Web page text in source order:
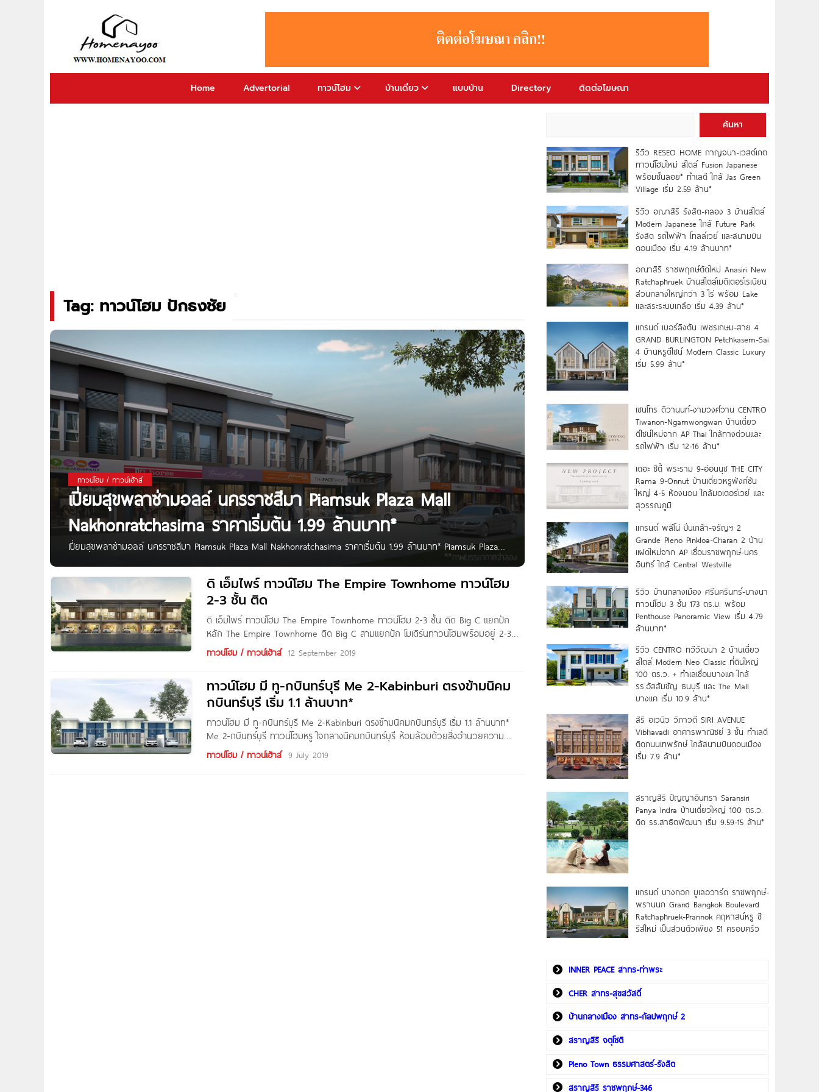
Home Advertorial ทาวน์โฮม บ้านเดี่ยว แบบบ้าน Directory ติดต่อโฆษณา
Tag: ทาวน์โฮม ปักธงชัย
ทาวน์โฮม / ทาวน์เฮ้าส์
เปี่ยมสุขพลาซ่ามอลล์ นครราชสีมา Piamsuk Plaza Mall
Nakhonratchasima ราคาเริ่มต้น 1.99 ล้านบาท*
เปี่ยมสุขพลาซ่ามอลล์ นครราชสีมา Piamsuk Plaza Mall Nakhonratchasima ราคาเริ่มต้น 1.99 ล้านบาท* Piamsuk Plaza
Mall นครราชสีมา โครงการจาก บริษัท เปี่ยมสุข พาร์ควิว จำกัด ตั้งอยู่ตำบลปักธงชัยเหนือ อ.ปักธงชัย จ.นครราชสีมา บน
ทำเลศักยภาพ ใกลชุมชน เดินทางเข้า-ออกสะดวก รายล้อมด้วยแหล่งอำนวยความสะดวก ร้านค้า ร้านอาหารอย่างครบครัน
เปี่ยมสุขพลาซ่ามอลล์ นครราชสีมา เป็นโครงการอาคารพาณิชย์
ดิ เอ็มไพร์ ทาวน์โฮม The Empire Townhome ทาวน์โฮม
2-3 ชั้น ติด
ดิ เอ็มไพร์ ทาวน์โฮม The Empire Townhome ทาวน์โฮม 2-3 ชั้น ติด Big C แยกปัก
หลัก The Empire Townhome ติด Big C สามแยกปัก โมเดิร์นทาวน์โฮมพร้อมอยู่ 2-3
ชั้น ทำเลดี ติดถนนใหญ่ ไม่ต้องเข้าซอย 4 นอน 3 ห้องน้ำ
ทาวน์โฮม / ทาวน์เฮ้าส์ 12 September 2019
ทาวน์โฮม มี ทู-กบินทร์บุรี Me 2-Kabinburi ตรงข้ามนิคม
กบินทร์บุรี เริ่ม 1.1 ล้านบาท*
ทาวน์โฮม มี ทู-กบินทร์บุรี Me 2-Kabinburi ตรงข้ามนิคมกบินทร์บุรี เริ่ม 1.1 ล้านบาท*
Me 2-กบินทร์บุรี ทาวน์โฮมหรู ใจกลางนิคมกบินทร์บุรี ห้อมล้อมด้วยสิ่งอำนวยความ
สะดวกครบครัน หรูด้วยดีไซน์ที่โดดเด่น ท่ามกลางธรรมชาติ ในราคาที่คุณก็เอื้อมถึง พบกับ
เราได้แล้ว..ที่นี่.. แล้วคุณจะค้นพบ ความสุขที่แท้จริง ชื่อโครงการ มี ทู-กบินทร์บุรี Me 2-
ทาวน์โฮม / ทาวน์เฮ้าส์ 9 July 2019
ค้นหา
รีวิว RESEO HOME กาญจนา-เวสต์เกต
ทาวน์โฮมใหม่ สไตล์ Fusion Japanese
พร้อมชั้นลอย* ทำเลดี ใกล้ Jas Green
Village เริ่ม 2.59 ล้าน*
รีวิว อณาสิริ รังสิต-คลอง 3 บ้านสไตล์
Modern Japanese ใกล้ Future Park
รังสิต รถไฟฟ้า โทลล์เวย์ และสนามบิน
ดอนเมือง เริ่ม 4.19 ล้านบาท*
อณาสิริ ราชพฤกษ์ตัดใหม่ Anasiri New
Ratchaphruek บ้านสไตล์เมดิเตอร์เรเนียน
ส่วนกลางใหญ่กว่า 3 ไร่ พร้อม Lake
และสระระบบเกลือ เริ่ม 4.39 ล้าน*
แกรนด์ เบอร์ลิงตัน เพชรเกษม-สาย 4
GRAND BURLINGTON Petchkasem-Sai
4 บ้านหรูดีไซน์ Modern Classic Luxury
เริ่ม 5.99 ล้าน*
เซนโทร ติวานนท์-งามวงศ์วาน CENTRO
Tiwanon-Ngamwongwan บ้านเดี่ยว
ดีไซน์ใหม่จาก AP Thai ใกล้ทางด่วนและ
รถไฟฟ้า เริ่ม 12-16 ล้าน*
เดอะ ซิตี้ พระราม 9-อ่อนนุช THE CITY
Rama 9-Onnut บ้านเดี่ยวหรูฟังก์ชัน
ใหญ่ 4-5 ห้องนอน ใกล้มอเตอร์เวย์ และ
สุวรรณภูมิ
แกรนด์ พลีโน่ ปิ่นเกล้า-จรัญฯ 2
Grande Pleno Pinkloa-Charan 2 บ้าน
แฝดใหม่จาก AP เชื่อมราชพฤกษ์-นคร
อินทร์ ใกล้ Central Westville
รีวิว บ้านกลางเมือง ศรีนครินทร์-บางนา
ทาวน์โฮม 3 ชั้น 173 ตร.ม. พร้อม
Penthouse Panoramic View เริ่ม 4.79
ล้านบาท*
รีวิว CENTRO ทวีวัฒนา 2 บ้านเดี่ยว
สไตล์ Modern Neo Classic ที่ดินใหญ่
100 ตร.ว. + ทำเลเชื่อมบางแค ใกล้
รร.อัสสัมชัญ ธนบุรี และ The Mall
บางแค เริ่ม 10.9 ล้าน*
สิริ อเวนิว วิภาวดี SIRI AVENUE
Vibhavadi อาคารพาณิชย์ 3 ชั้น ทำเลดี
ติดถนนเทพรักษ์ ใกล้สนามบินดอนเมือง
เริ่ม 7.9 ล้าน*
สราญสิริ ปัญญาอินทรา Saransiri
Panya Indra บ้านเดี่ยวใหญ่ 100 ตร.ว.
ดิด รร.สาธิตพัฒนา เริ่ม 9.59-15 ล้าน*
แกรนด์ บางกอก บูเลอวาร์ด ราชพฤกษ์-
พรานนก Grand Bangkok Boulevard
Ratchaphruek-Prannok คฤหาสน์หรู ซี
รีส์ใหม่ เป็นส่วนตัวเพียง 51 ครอบครัว
INNER PEACE สาทร-ท่าพระ
CHER สาทร-สุขสวัสดิ์
บ้านกลางเมือง สาทร-กัลปพฤกษ์ 2
สราญสิริ จตุโชติ
Pleno Town ธรรมศาสตร์-รังสิต
สราญสิริ ราชพฤกษ์-346